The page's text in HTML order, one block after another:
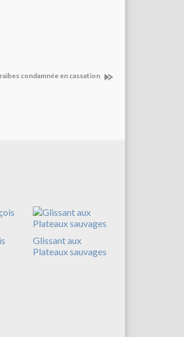
condamnée en cassation
Glissant aux
Plateaux sauvages